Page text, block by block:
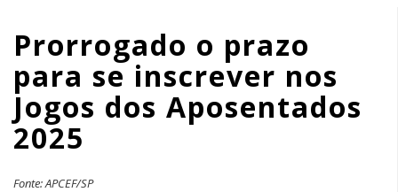
Aposentados
2025
|
APCEF/SP
Prorrogado o prazo
para se inscrever nos
Jogos dos Aposentados
2025
Fonte: APCEF/SP